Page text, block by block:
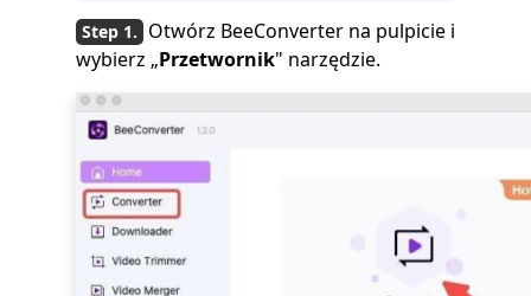
Otwórz BeeConverter na pulpicie i
wybierz „Przetwornik" narzędzie.